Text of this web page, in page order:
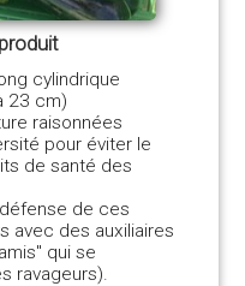
cylindrique
23 cm)
raisonnées
pour éviter le
de santé des
de ces
avec des auxiliaires
qui se
ravageurs).